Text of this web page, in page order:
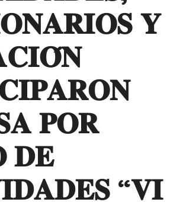
𝐘
𝐏𝐎𝐑
𝐃𝐄
“𝐕𝐈